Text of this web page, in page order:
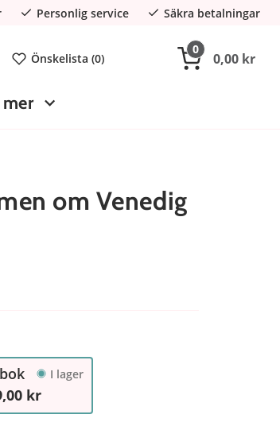
Personlig service Säkra betalningar
Önskelista (0)
0
0,00 kr
om Venedig
I lager
kr